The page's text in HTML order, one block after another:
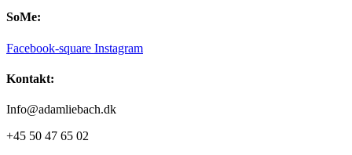
SoMe:
Facebook-square Instagram
Kontakt:
Info@adamliebach.dk
+45 50 47 65 02